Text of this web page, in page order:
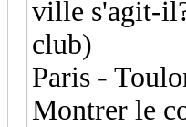
ville s'agit-
club)
Paris -
Montrer le